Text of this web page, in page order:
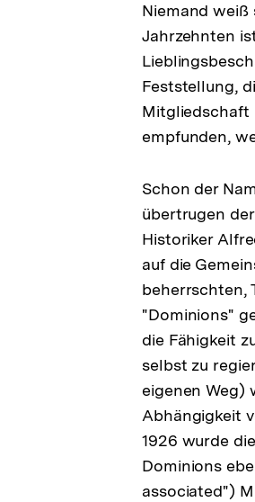
Niemand
Jahrzehnten
Feststellung,
Mitgliedschaft
empfunden,
Schon der
übertrugen
Historiker
auf die
beherrschten,
"Dominions"
die Fähigkeit
selbst zu
eigenen Weg)
Abhängigkeit
1926 wurde
Dominions
associated")